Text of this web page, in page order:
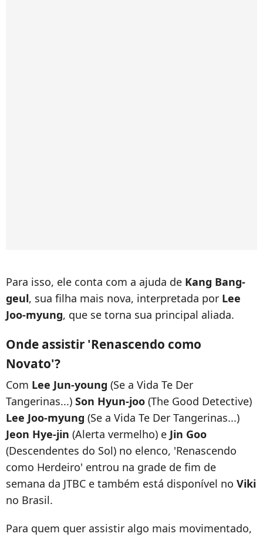
Para isso, ele conta com a ajuda de Kang Bang-
geul, sua filha mais nova, interpretada por Lee
Joo-myung, que se torna sua principal aliada.
Onde assistir 'Renascendo como
Novato'?
Com Lee Jun-young (Se a Vida Te Der
Tangerinas...) Son Hyun-joo (The Good Detective)
Lee Joo-myung (Se a Vida Te Der Tangerinas...)
Jeon Hye-jin (Alerta vermelho) e Jin Goo
(Descendentes do Sol) no elenco, 'Renascendo
como Herdeiro' entrou na grade de fim de
semana da JTBC e também está disponível no Viki
no Brasil.
Para quem quer assistir algo mais movimentado,